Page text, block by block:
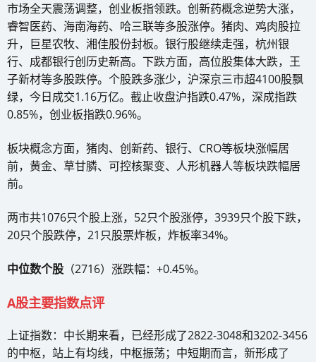
市场全天震荡调整，创业板指领跌。创新药概念逆势大涨，
睿智医药、海南海药、哈三联等多股涨停。猪肉、鸡肉股拉
升，巨星农牧、湘佳股份封板。银行股继续走强，杭州银
行、成都银行创历史新高。下跌方面，高位股集体大跌，王
子新材等多股跌停。个股跌多涨少，沪深京三市超4100股飘
绿，今日成交1.16万亿。截止收盘沪指跌0.47%，深成指跌
0.85%，创业板指跌0.96%。
板块概念方面，猪肉、创新药、银行、CRO等板块涨幅居
前，黄金、草甘膦、可控核聚变、人形机器人等板块跌幅居
前。
两市共1076只个股上涨，52只个股涨停，3939只个股下跌，
20只个股跌停，21只股票炸板，炸板率34%。
中位数个股 （2716）涨跌幅：+0.45%。
A股主要指数点评
上证指数：中长期来看，已经形成了2822-3048和3202-3456
的中枢，站上有均线，中枢振荡；中短期而言，新形成了